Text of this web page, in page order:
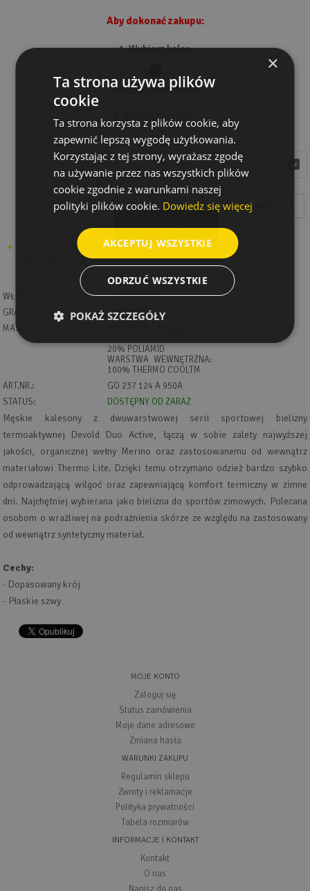
Aby dokonać zakupu:
1. Wybierz kolor:
Tabela rozmiarów
2. Wybierz rozmiar:
Rozmiar
wybierz
wybierz
ILOŚĆ:
dodaj do listy zakupów
dodaj do porównania
DODAJ DO KOSZYKA
WŁÓKNO:
20,5 MIKRONA
GRAMATURA:
205 G/M2
MATERIAŁ:
20% POLIAMID
WARSTWA WEWNĘTRZNA:
100% THERMO COOLTM
ART.NR.:
GO 237 124 A 950A
STATUS:
DOSTĘPNY OD ZARAZ
Męskie kalesony z dwuwarstwowej serii sportowej bielizny
termoaktywnej Devold Duo Active, łączą w sobie zalety najwyższej
jakości, organicznej wełny Merino oraz zastosowanemu od wewnątrz
materiałowi Thermo Lite. Dzięki temu otrzymano odzież bardzo szybko
odprowadzającą wilgoć oraz zapewniającą komfort termiczny w zimne
dni. Najchętniej wybierana jako bielizna do sportów zimowych. Polecana
osobom o wrażliwej na podrażnienia skórze ze względu na zastosowany
od wewnątrz syntetyczny materiał.
Cechy:
- Dopasowany krój
- Płaskie szwy
MOJE KONTO
Zaloguj się
Status zamówienia
Moje dane adresowe
Zmiana hasła
WARUNKI ZAKUPU
Regulamin sklepu
Zwroty i reklamacje
Polityka prywatności
Tabela rozmiarów
INFORMACJE I KONTAKT
Kontakt
O nas
×
Ta strona używa plików
cookie
Ta strona korzysta z plików cookie, aby
zapewnić lepszą wygodę użytkowania.
Korzystając z tej strony, wyrażasz zgodę
na używanie przez nas wszystkich plików
cookie zgodnie z warunkami naszej
polityki plików cookie. Dowiedz się więcej
AKCEPTUJ WSZYSTKIE
ODRZUĆ WSZYSTKIE
POKAŻ SZCZEGÓŁY